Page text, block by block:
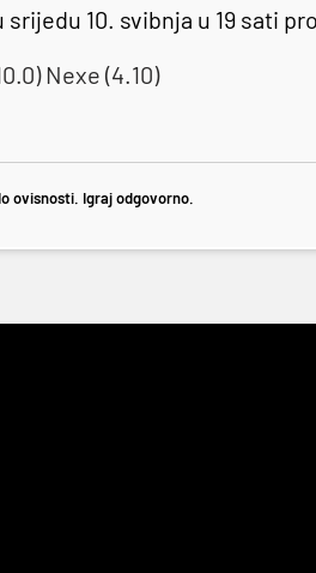
10. svibnja u 19 sati
Nexe (4.10)
ovisnosti. Igraj odgovorno.